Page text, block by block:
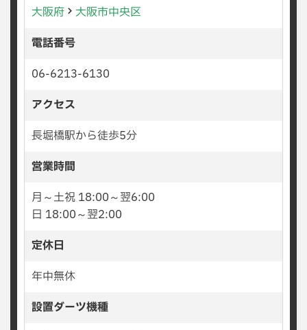
大阪府
大阪市中央区
電話番号
06-6213-6130
アクセス
長堀橋駅から徒歩5分
営業時間
月～土祝 18:00～翌6:00
日 18:00～翌2:00
定休日
年中無休
設置ダーツ機種